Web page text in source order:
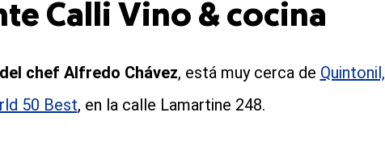
Calli Vino & cocina
chef Alfredo Chávez, está muy cerca de Quintonil,
50 Best, en la calle Lamartine 248.